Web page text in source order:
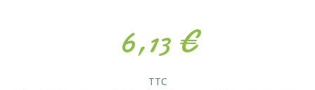
6,13 €
TTC